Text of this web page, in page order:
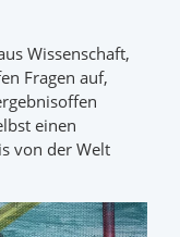
Wissenschaft,
Fragen auf,
einen
von der Welt